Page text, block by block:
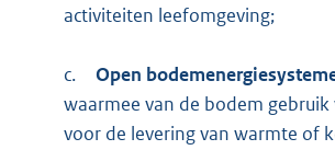
activiteiten leefomgeving;
c. Open
waarmee van de bodem
voor de levering van warmte of